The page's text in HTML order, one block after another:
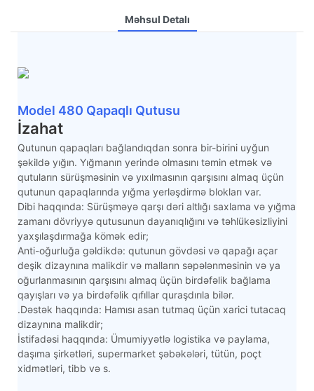
Məhsul Detalı
Model 480 Qapaqlı Qutusu
İzahat
Qutunun qapaqları bağlandıqdan sonra bir-birini uyğun
şəkildə yığın. Yığmanın yerində olmasını təmin etmək və
qutuların sürüşməsinin və yıxılmasının qarşısını almaq üçün
qutunun qapaqlarında yığma yerləşdirmə blokları var.
Dibi haqqında: Sürüşməyə qarşı dəri altlığı saxlama və yığma
zamanı dövriyyə qutusunun dayanıqlığını və təhlükəsizliyini
yaxşılaşdırmağa kömək edir;
Anti-oğurluğa gəldikdə: qutunun gövdəsi və qapağı açar
deşik dizaynına malikdir və malların səpələnməsinin və ya
oğurlanmasının qarşısını almaq üçün birdəfəlik bağlama
qayışları və ya birdəfəlik qıfıllar quraşdırıla bilər.
.Dəstək haqqında: Hamısı asan tutmaq üçün xarici tutacaq
dizaynına malikdir;
İstifadəsi haqqında: Ümumiyyətlə logistika və paylama,
daşıma şirkətləri, supermarket şəbəkələri, tütün, poçt
xidmətləri, tibb və s.